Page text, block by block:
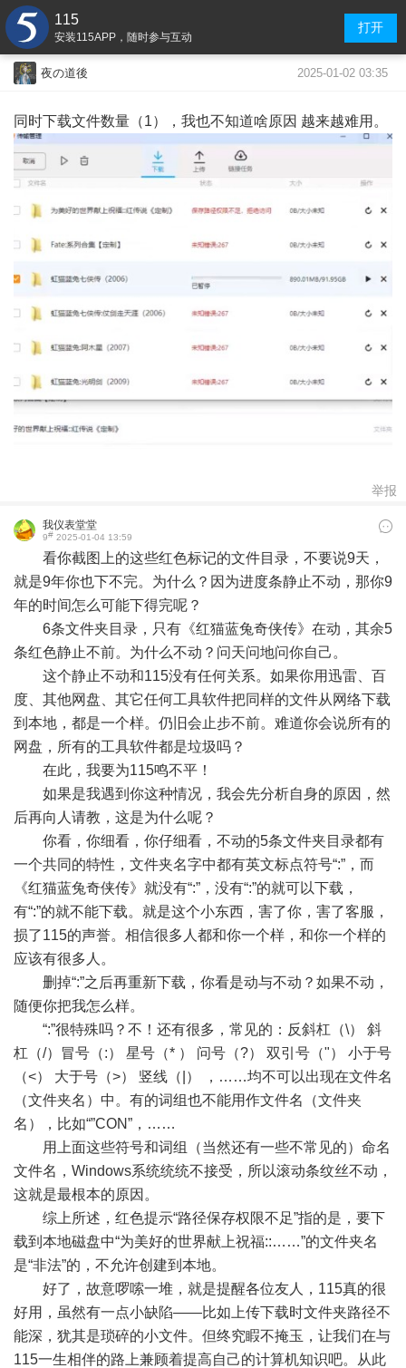
115
安装115APP，随时参与互动
打开
夜の道後 2025-01-02 03:35
同时下载文件数量（1），我也不知道啥原因 越来越难用。
举报
我仪表堂堂
9# 2025-01-04 13:59
看你截图上的这些红色标记的文件目录，不要说9天，
就是9年你也下不完。为什么？因为进度条静止不动，那你9
年的时间怎么可能下得完呢？
6条文件夹目录，只有《红猫蓝兔奇侠传》在动，其余5
条红色静止不前。为什么不动？问天问地问你自己。
这个静止不动和115没有任何关系。如果你用迅雷、百
度、其他网盘、其它任何工具软件把同样的文件从网络下载
到本地，都是一个样。仍旧会止步不前。难道你会说所有的
网盘，所有的工具软件都是垃圾吗？
在此，我要为115鸣不平！
如果是我遇到你这种情况，我会先分析自身的原因，然
后再向人请教，这是为什么呢？
你看，你细看，你仔细看，不动的5条文件夹目录都有
一个共同的特性，文件夹名字中都有英文标点符号“:”，而
《红猫蓝兔奇侠传》就没有“:”，没有“:”的就可以下载，
有“:”的就不能下载。就是这个小东西，害了你，害了客服，
损了115的声誉。相信很多人都和你一个样，和你一个样的
应该有很多人。
删掉“:”之后再重新下载，你看是动与不动？如果不动，
随便你把我怎么样。
“:”很特殊吗？不！还有很多，常见的：反斜杠（\） 斜
杠（/）冒号（:） 星号（* ） 问号（?） 双引号（"） 小于号
（<） 大于号（>） 竖线（|） ，……均不可以出现在文件名
（文件夹名）中。有的词组也不能用作文件名（文件夹
名），比如“”CON”，……
用上面这些符号和词组（当然还有一些不常见的）命名
文件名，Windows系统统统不接受，所以滚动条纹丝不动，
这就是最根本的原因。
综上所述，红色提示“路径保存权限不足”指的是，要下
载到本地磁盘中“为美好的世界献上祝福::……”的文件夹名
是“非法”的，不允许创建到本地。
好了，故意啰嗦一堆，就是提醒各位友人，115真的很
好用，虽然有一点小缺陷——比如上传下载时文件夹路径不
能深，犹其是琐碎的小文件。但终究睱不掩玉，让我们在与
115一生相伴的路上兼顾着提高自己的计算机知识吧。从此